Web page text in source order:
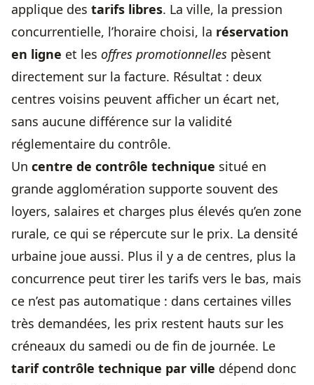
applique des tarifs libres. La ville, la pression
concurrentielle, l’horaire choisi, la réservation
en ligne et les offres promotionnelles pèsent
directement sur la facture. Résultat : deux
centres voisins peuvent afficher un écart net,
sans aucune différence sur la validité
réglementaire du contrôle.
Un centre de contrôle technique situé en
grande agglomération supporte souvent des
loyers, salaires et charges plus élevés qu’en zone
rurale, ce qui se répercute sur le prix. La densité
urbaine joue aussi. Plus il y a de centres, plus la
concurrence peut tirer les tarifs vers le bas, mais
ce n’est pas automatique : dans certaines villes
très demandées, les prix restent hauts sur les
créneaux du samedi ou de fin de journée. Le
tarif contrôle technique par ville dépend donc